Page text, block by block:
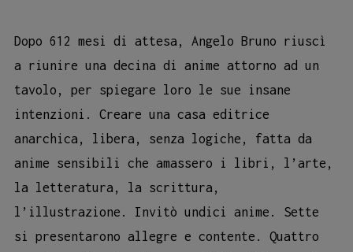
Dopo 612 mesi di attesa, Angelo Bruno riuscì
a riunire una decina di anime attorno ad un
tavolo, per spiegare loro le sue insane
intenzioni. Creare una casa editrice
anarchica, libera, senza logiche, fatta da
anime sensibili che amassero i libri, l’arte,
la letteratura, la scrittura,
l’illustrazione. Invitò undici anime. Sette
si presentarono allegre e contente. Quattro